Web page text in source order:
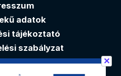
adatok
tájékoztató
szabályzat
nyilatkozat
✕